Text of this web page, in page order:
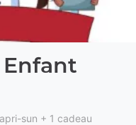
Enfant
sun + 1 cadeau